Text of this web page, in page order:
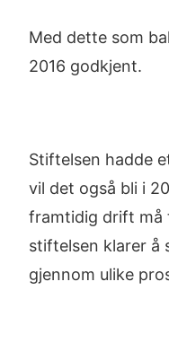
Med dette som
2016 godkjent.
Stiftelsen hadde
vil det også bli i
framtidig drift må
stiftelsen klarer å
gjennom ulike